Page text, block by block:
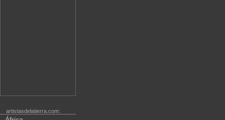
artistasdelatierra.com: